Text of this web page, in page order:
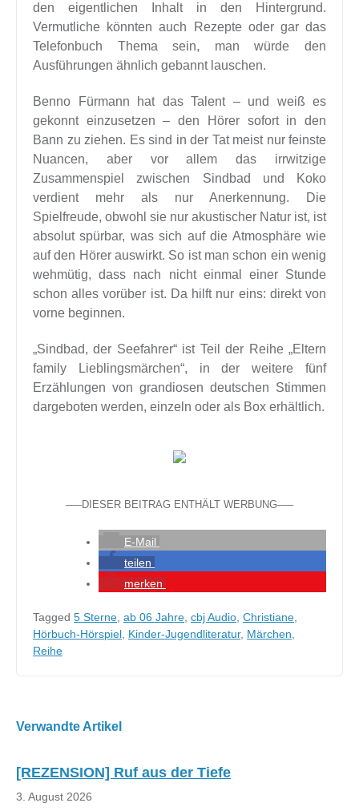
den eigentlichen Inhalt in den Hintergrund.
Vermutliche könnten auch Rezepte oder gar das
Telefonbuch Thema sein, man würde den
Ausführungen ähnlich gebannt lauschen.
Benno Fürmann hat das Talent – und weiß es
gekonnt einzusetzen – den Hörer sofort in den
Bann zu ziehen. Es sind in der Tat meist nur feinste
Nuancen, aber vor allem das irrwitzige
Zusammenspiel zwischen Sindbad und Koko
verdient mehr als nur Anerkennung. Die
Spielfreude, obwohl sie nur akustischer Natur ist, ist
absolut spürbar, was sich auf die Atmosphäre wie
auf den Hörer auswirkt. So ist man schon ein wenig
wehmütig, dass nach nicht einmal einer Stunde
schon alles vorüber ist. Da hilft nur eins: direkt von
vorne beginnen.
„Sindbad, der Seefahrer“ ist Teil der Reihe „Eltern
family Lieblingsmärchen“, in der weitere fünf
Erzählungen von grandiosen deutschen Stimmen
dargeboten werden, einzeln oder als Box erhältlich.
—–DIESER BEITRAG ENTHÄLT WERBUNG—–
E-Mail
teilen
merken
Tagged 5 Sterne ab 06 Jahre cbj Audio Christiane
Hörbuch-Hörspiel Kinder-Jugendliteratur, Märchen
Reihe
Verwandte Artikel
[REZENSION] Ruf aus der Tiefe
3. August 2026
Beitragsnavigation